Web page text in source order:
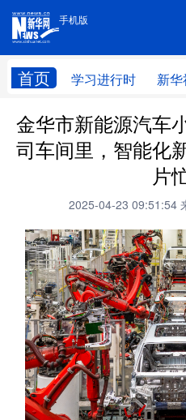
手机版
首页 学习进行时 新
手机版
金华市新能源汽车
司车间里，智能化
片
2025-04-23 09:51:54